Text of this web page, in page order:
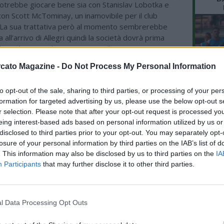
Magazine - Do Not Process My Personal Information
opt-out of the sale, sharing to third parties, or processing of your
for targeted advertising by us, please use the below opt-out
selection. Please note that after your opt-out request is processed
interest-based ads based on personal information utilized by us
to third parties prior to your opt-out. You may separately
of your personal information by third parties on the IAB’s list of
This information may also be disclosed by us to third parties on the
Participants that may further disclose it to other third parties.
Data Processing Opt Outs
giocare bene sia con Stanislav Lobotka e
Scott McTominay, un inamovibile per il club
sua trattativa però al momento sembrerebbe
all’arrivo di Allegri quindi la società dovrà prima
scelta e poi dare una spinta alla trattativa.
del testo consentita previa citazione della fonte:
IN EVIDENZA
difesa: Aguerd del Marsiglia è il piano
del